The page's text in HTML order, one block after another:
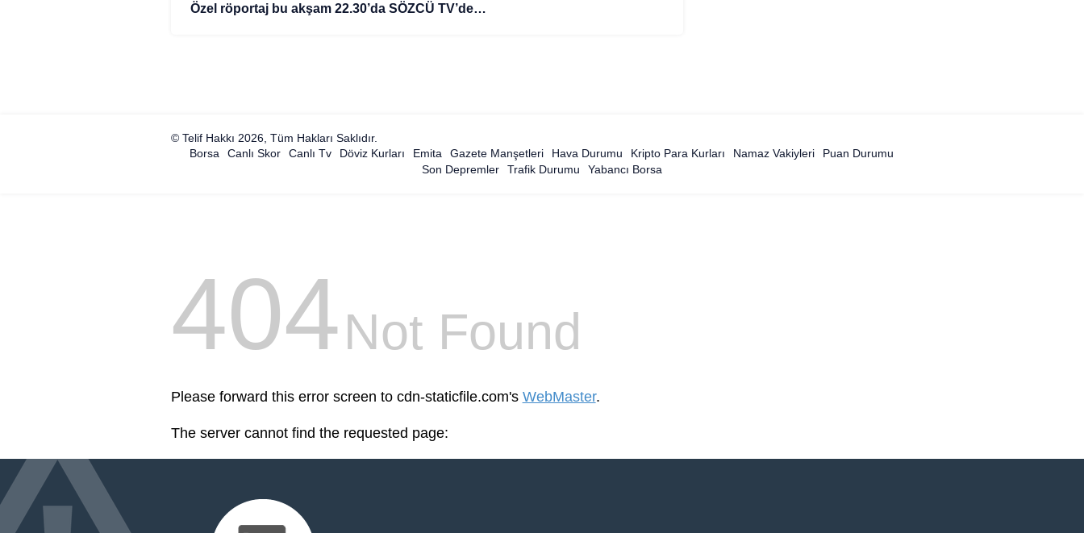
Özel röportaj bu akşam 22.30’da SÖZCÜ TV’de…
© Telif Hakkı 2026, Tüm Hakları Saklıdır.
Borsa
Canlı Skor Canlı Tv Döviz Kurları Emita Gazete Manşetleri Hava Durumu Kripto Para Kurları Namaz Vakiyleri
Puan Durumu
Son Depremler
Trafik Durumu Yabancı Borsa
404Not Found
Please forward this error screen to cdn-staticfile.com's WebMaster.
The server cannot find the requested page: